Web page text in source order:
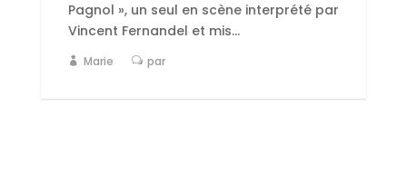
Pagnol », un seul en scène interprété par
Vincent Fernandel et mis...
Marie par